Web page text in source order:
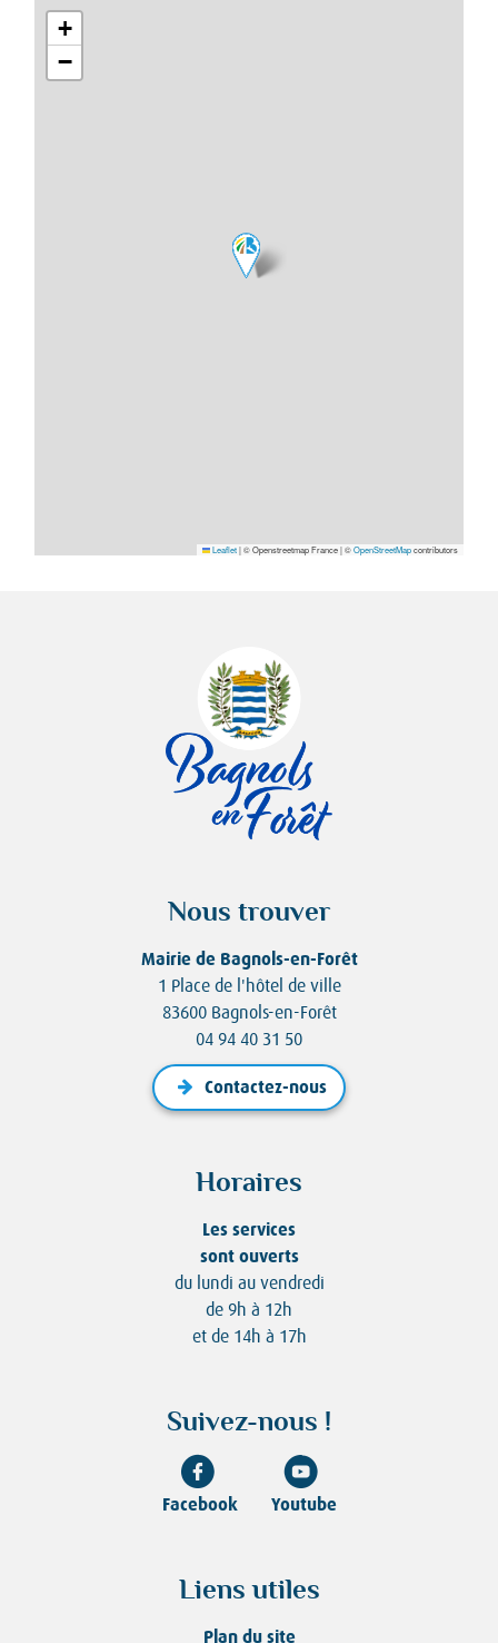
+
−
Leaflet|© Openstreetmap France | ©OpenStreetMapcontributors
Nous trouver
Mairie de Bagnols-en-Forêt
1 Place de l'hôtel de ville
83600 Bagnols-en-Forêt
04 94 40 31 50
Contactez-nous
Horaires
Les services
sont ouverts
du lundi au vendredi
de 9h à 12h
et de 14h à 17h
Suivez-nous !
Facebook Youtube
Liens utiles
Plan du site